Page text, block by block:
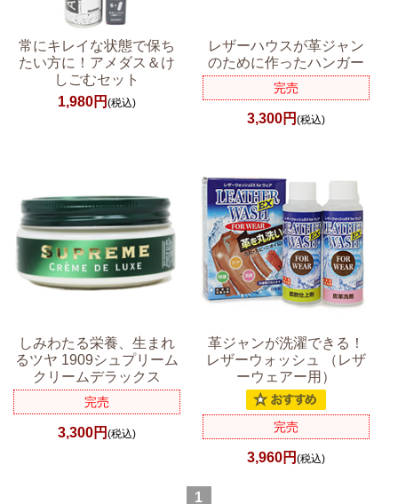
常にキレイな状態で保ち
たい方に！アメダス＆け
しごむセット
1,980円(税込)
レザーハウスが革ジャン
のために作ったハンガー
完売
3,300円 (税込)
しみわたる栄養、生まれ
るツヤ 1909シュプリーム
クリームデラックス
完売
3,300円(税込)
革ジャンが洗濯できる！
レザーウォッシュ （レザ
ーウェアー用）
完売
3,960円 (税込)
1